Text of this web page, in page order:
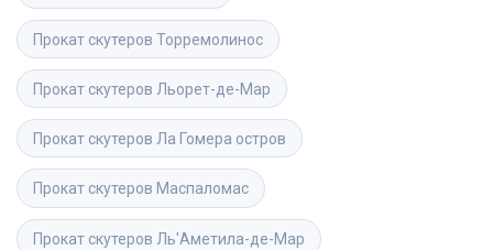
Прокат скутеров Торремолинос
Прокат скутеров Льорет-де-Мар
Прокат скутеров Ла Гомера остров
Прокат скутеров Маспаломас
Прокат скутеров Ль'Аметила-де-Мар